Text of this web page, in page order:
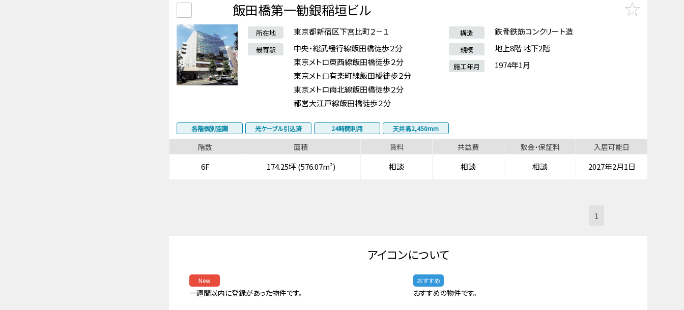
飯田橋第一勧銀稲垣ビル
所在地 東京都新宿区下宮比町２－１
最寄駅
中央・総武緩行線飯田橋徒歩２分
東京メトロ東西線飯田橋徒歩２分
東京メトロ有楽町線飯田橋徒歩２分
東京メトロ南北線飯田橋徒歩２分
都営大江戸線飯田橋徒歩２分
構造 鉄骨鉄筋コンクリート造
規模 地上8階 地下2階
施工年月 1974年1月
各階個別空調 光ケーブル引込済 24時間利用 天井高2,450mm
階数 面積 賃料 共益費 敷金・保証料 入居可能日
6F 174.25坪 (576.07m²) 相談 相談 相談 2027年2月1日
1
アイコンについて
New
一週間以内に登録があった物件です。
おすすめ
おすすめの物件です。